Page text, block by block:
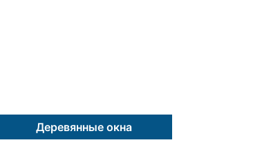
Деревянные окна